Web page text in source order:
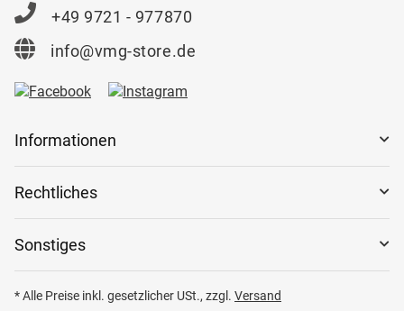
+49 9721 - 977870
info@vmg-store.de
Informationen
Rechtliches
Sonstiges
* Alle Preise inkl. gesetzlicher USt., zzgl. Versand